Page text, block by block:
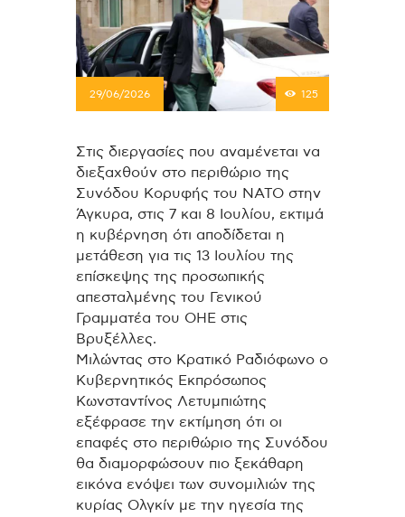
29/06/2026 125
Στις διεργασίες που αναμένεται να
διεξαχθούν στο περιθώριο της
Συνόδου Κορυφής του ΝΑΤΟ στην
Άγκυρα, στις 7 και 8 Ιουλίου, εκτιμά
η κυβέρνηση ότι αποδίδεται η
μετάθεση για τις 13 Ιουλίου της
επίσκεψης της προσωπικής
απεσταλμένης του Γενικού
Γραμματέα του ΟΗΕ στις
Βρυξέλλες.
Μιλώντας στο Κρατικό Ραδιόφωνο ο
Κυβερνητικός Εκπρόσωπος
Κωνσταντίνος Λετυμπιώτης
εξέφρασε την εκτίμηση ότι οι
επαφές στο περιθώριο της Συνόδου
θα διαμορφώσουν πιο ξεκάθαρη
εικόνα ενόψει των συνομιλιών της
κυρίας Ολγκίν με την ηγεσία της